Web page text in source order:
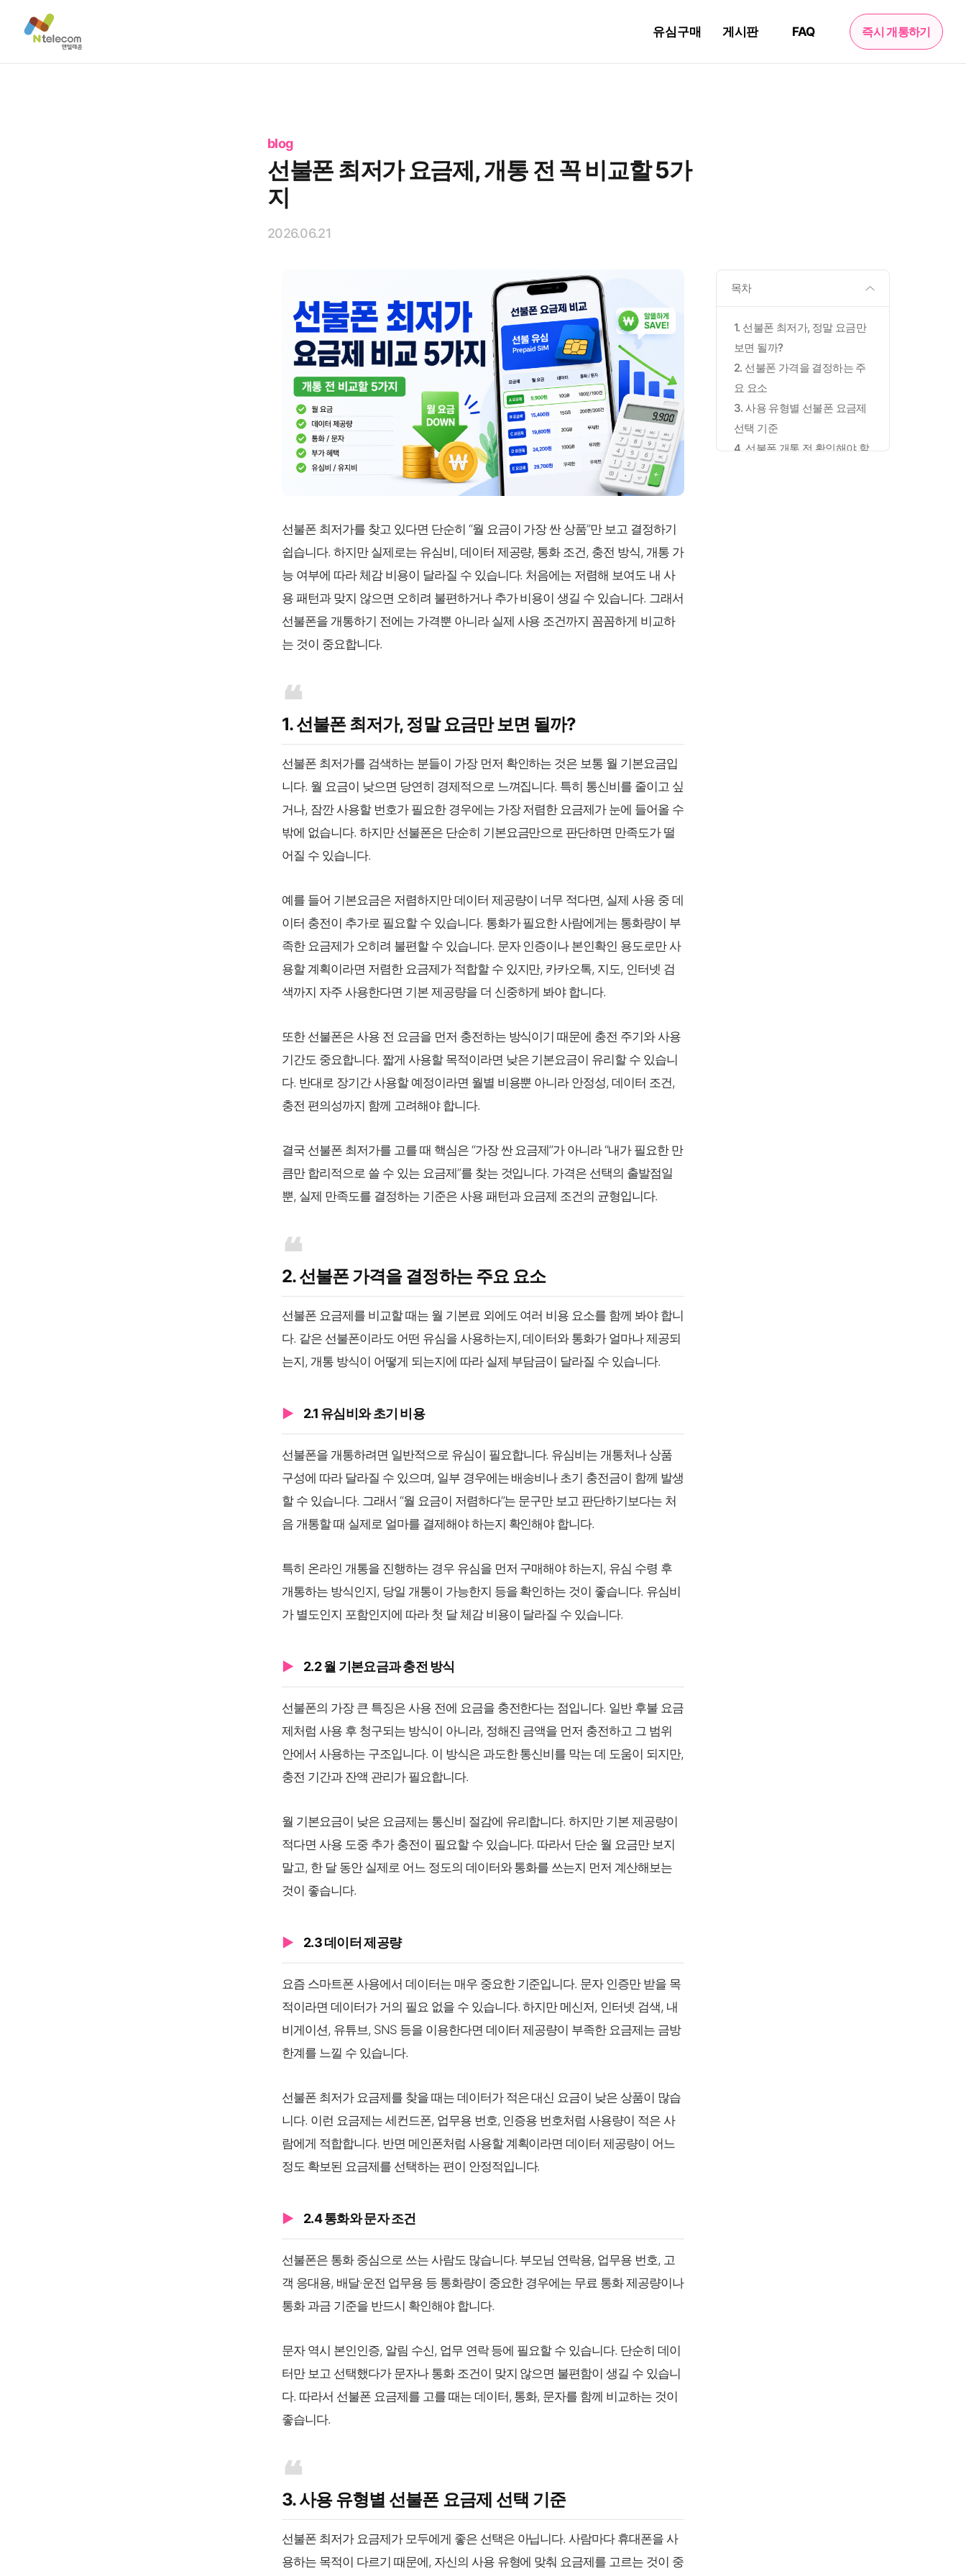
유심구매 게시판 FAQ 즉시 개통하기
blog
선불폰 최저가 요금제, 개통 전 꼭 비교할 5가
지
2026.06.21
목차
1. 선불폰 최저가, 정말 요금만
보면 될까?
2. 선불폰 가격을 결정하는 주
요 요소
3. 사용 유형별 선불폰 요금제
선택 기준
4. 선불폰 개통 전 확인해야 할
선불폰 최저가를 찾고 있다면 단순히 “월 요금이 가장 싼 상품”만 보고 결정하기
쉽습니다. 하지만 실제로는 유심비, 데이터 제공량, 통화 조건, 충전 방식, 개통 가
능 여부에 따라 체감 비용이 달라질 수 있습니다. 처음에는 저렴해 보여도 내 사
용 패턴과 맞지 않으면 오히려 불편하거나 추가 비용이 생길 수 있습니다. 그래서
선불폰을 개통하기 전에는 가격뿐 아니라 실제 사용 조건까지 꼼꼼하게 비교하
는 것이 중요합니다.
1. 선불폰 최저가, 정말 요금만 보면 될까?
선불폰 최저가를 검색하는 분들이 가장 먼저 확인하는 것은 보통 월 기본요금입
니다. 월 요금이 낮으면 당연히 경제적으로 느껴집니다. 특히 통신비를 줄이고 싶
거나, 잠깐 사용할 번호가 필요한 경우에는 가장 저렴한 요금제가 눈에 들어올 수
밖에 없습니다. 하지만 선불폰은 단순히 기본요금만으로 판단하면 만족도가 떨
어질 수 있습니다.
예를 들어 기본요금은 저렴하지만 데이터 제공량이 너무 적다면, 실제 사용 중 데
이터 충전이 추가로 필요할 수 있습니다. 통화가 필요한 사람에게는 통화량이 부
족한 요금제가 오히려 불편할 수 있습니다. 문자 인증이나 본인확인 용도로만 사
용할 계획이라면 저렴한 요금제가 적합할 수 있지만, 카카오톡, 지도, 인터넷 검
색까지 자주 사용한다면 기본 제공량을 더 신중하게 봐야 합니다.
또한 선불폰은 사용 전 요금을 먼저 충전하는 방식이기 때문에 충전 주기와 사용
기간도 중요합니다. 짧게 사용할 목적이라면 낮은 기본요금이 유리할 수 있습니
다. 반대로 장기간 사용할 예정이라면 월별 비용뿐 아니라 안정성, 데이터 조건,
충전 편의성까지 함께 고려해야 합니다.
결국 선불폰 최저가를 고를 때 핵심은 “가장 싼 요금제”가 아니라 “내가 필요한 만
큼만 합리적으로 쓸 수 있는 요금제”를 찾는 것입니다. 가격은 선택의 출발점일
뿐, 실제 만족도를 결정하는 기준은 사용 패턴과 요금제 조건의 균형입니다.
2. 선불폰 가격을 결정하는 주요 요소
선불폰 요금제를 비교할 때는 월 기본료 외에도 여러 비용 요소를 함께 봐야 합니
다. 같은 선불폰이라도 어떤 유심을 사용하는지, 데이터와 통화가 얼마나 제공되
는지, 개통 방식이 어떻게 되는지에 따라 실제 부담금이 달라질 수 있습니다.
2.1 유심비와 초기 비용
선불폰을 개통하려면 일반적으로 유심이 필요합니다. 유심비는 개통처나 상품
구성에 따라 달라질 수 있으며, 일부 경우에는 배송비나 초기 충전금이 함께 발생
할 수 있습니다. 그래서 “월 요금이 저렴하다”는 문구만 보고 판단하기보다는 처
음 개통할 때 실제로 얼마를 결제해야 하는지 확인해야 합니다.
특히 온라인 개통을 진행하는 경우 유심을 먼저 구매해야 하는지, 유심 수령 후
개통하는 방식인지, 당일 개통이 가능한지 등을 확인하는 것이 좋습니다. 유심비
가 별도인지 포함인지에 따라 첫 달 체감 비용이 달라질 수 있습니다.
2.2 월 기본요금과 충전 방식
선불폰의 가장 큰 특징은 사용 전에 요금을 충전한다는 점입니다. 일반 후불 요금
제처럼 사용 후 청구되는 방식이 아니라, 정해진 금액을 먼저 충전하고 그 범위
안에서 사용하는 구조입니다. 이 방식은 과도한 통신비를 막는 데 도움이 되지만,
충전 기간과 잔액 관리가 필요합니다.
월 기본요금이 낮은 요금제는 통신비 절감에 유리합니다. 하지만 기본 제공량이
적다면 사용 도중 추가 충전이 필요할 수 있습니다. 따라서 단순 월 요금만 보지
말고, 한 달 동안 실제로 어느 정도의 데이터와 통화를 쓰는지 먼저 계산해보는
것이 좋습니다.
2.3 데이터 제공량
요즘 스마트폰 사용에서 데이터는 매우 중요한 기준입니다. 문자 인증만 받을 목
적이라면 데이터가 거의 필요 없을 수 있습니다. 하지만 메신저, 인터넷 검색, 내
비게이션, 유튜브, SNS 등을 이용한다면 데이터 제공량이 부족한 요금제는 금방
한계를 느낄 수 있습니다.
선불폰 최저가 요금제를 찾을 때는 데이터가 적은 대신 요금이 낮은 상품이 많습
니다. 이런 요금제는 세컨드폰, 업무용 번호, 인증용 번호처럼 사용량이 적은 사
람에게 적합합니다. 반면 메인폰처럼 사용할 계획이라면 데이터 제공량이 어느
정도 확보된 요금제를 선택하는 편이 안정적입니다.
2.4 통화와 문자 조건
선불폰은 통화 중심으로 쓰는 사람도 많습니다. 부모님 연락용, 업무용 번호, 고
객 응대용, 배달·운전 업무용 등 통화량이 중요한 경우에는 무료 통화 제공량이나
통화 과금 기준을 반드시 확인해야 합니다.
문자 역시 본인인증, 알림 수신, 업무 연락 등에 필요할 수 있습니다. 단순히 데이
터만 보고 선택했다가 문자나 통화 조건이 맞지 않으면 불편함이 생길 수 있습니
다. 따라서 선불폰 요금제를 고를 때는 데이터, 통화, 문자를 함께 비교하는 것이
좋습니다.
3. 사용 유형별 선불폰 요금제 선택 기준
선불폰 최저가 요금제가 모두에게 좋은 선택은 아닙니다. 사람마다 휴대폰을 사
용하는 목적이 다르기 때문에, 자신의 사용 유형에 맞춰 요금제를 고르는 것이 중